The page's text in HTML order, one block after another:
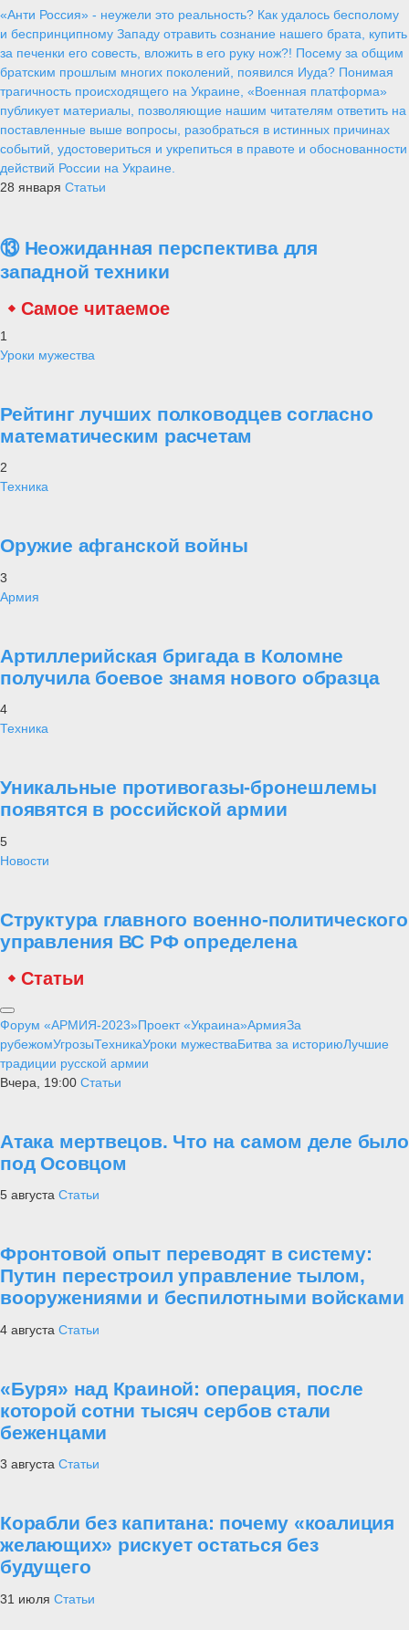
«Анти Россия» - неужели это реальность? Как удалось бесполому
и беспринципному Западу отравить сознание нашего брата, купить
за печенки его совесть, вложить в его руку нож?! Посему за общим
братским прошлым многих поколений, появился Иуда? Понимая
трагичность происходящего на Украине, «Военная платформа»
публикует материалы, позволяющие нашим читателям ответить на
поставленные выше вопросы, разобраться в истинных причинах
событий, удостовериться и укрепиться в правоте и обоснованности
действий России на Украине.
28 января Статьи
⑬ Неожиданная перспектива для
западной техники
Самое читаемое
1
Уроки мужества
Рейтинг лучших полководцев согласно
математическим расчетам
2
Техника
Оружие афганской войны
3
Армия
Артиллерийская бригада в Коломне
получила боевое знамя нового образца
4
Техника
Уникальные противогазы-бронешлемы
появятся в российской армии
5
Новости
Структура главного военно-политического
управления ВС РФ определена
Статьи
Форум «АРМИЯ-2023»Проект «Украина»АрмияЗа
рубежомУгрозыТехникаУроки мужестваБитва за историюЛучшие
традиции русской армии
Вчера, 19:00 Статьи
Атака мертвецов. Что на самом деле было
под Осовцом
5 августа Статьи
Фронтовой опыт переводят в систему:
Путин перестроил управление тылом,
вооружениями и беспилотными войсками
4 августа Статьи
«Буря» над Краиной: операция, после
которой сотни тысяч сербов стали
беженцами
3 августа Статьи
Корабли без капитана: почему «коалиция
желающих» рискует остаться без
будущего
31 июля Статьи